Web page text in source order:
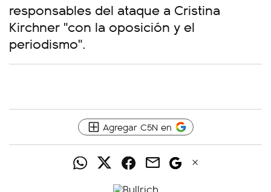
responsables del ataque a Cristina
Kirchner "con la oposición y el
periodismo".
Agregar C5N en